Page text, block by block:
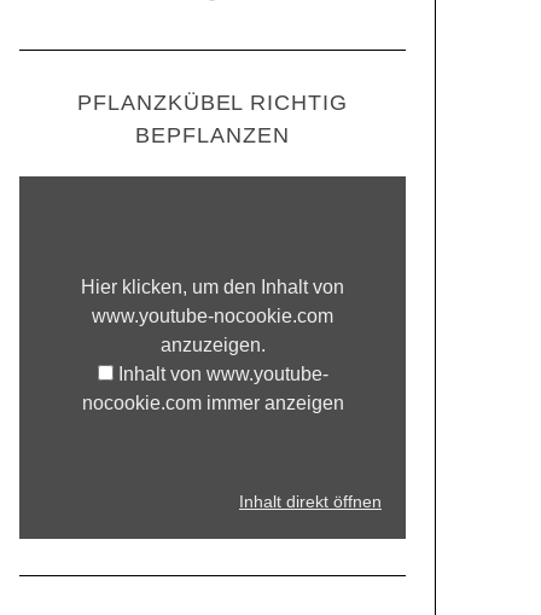
PFLANZKÜBEL RICHTIG
BEPFLANZEN
Hier klicken, um den Inhalt von
www.youtube-nocookie.com
anzuzeigen.
Inhalt von www.youtube-
nocookie.com immer anzeigen
Inhalt direkt öffnen